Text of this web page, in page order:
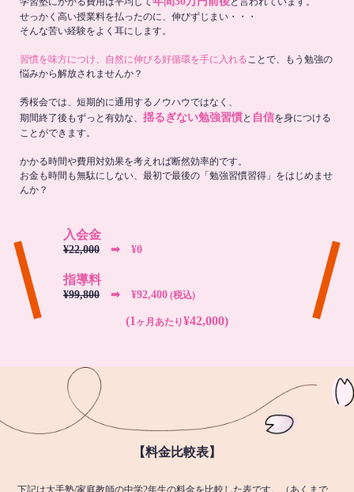
せっかく高い授業料を払ったのに、伸びずじまい・・・
そんな苦い経験をよく耳にします。
習慣を味方につけ、自然に伸びる好循環を手に入れることで、もう勉強の
悩みから解放されませんか？
秀桜会では、短期的に通用するノウハウではなく、
期間終了後もずっと有効な、 揺るぎない勉強習慣と 自信を身につける
ことができます。
かかる時間や費用対効果を考えれば断然効率的です。
お金も時間も無駄にしない、最初で最後の「勉強習慣習得」をはじめませ
んか？
入会金
¥22,000 ➡︎ ¥0
指導料
¥99,800 ➡︎ ¥92,400 (税込)
(1 ヶ月あたり¥42,000)
【料金比較表】
下記は大手塾/家庭教師の中学2年生の料金を比較した表です。（あくまで